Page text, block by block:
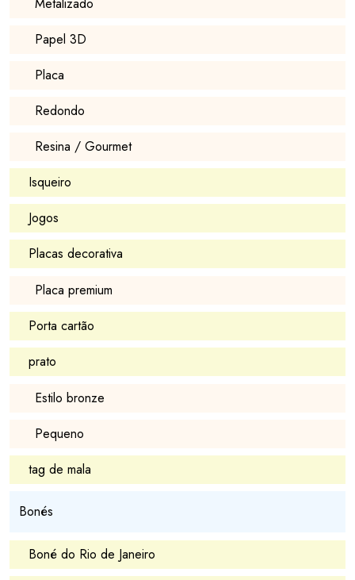
Metalizado
Papel 3D
Placa
Redondo
Resina / Gourmet
Isqueiro
Jogos
Placas decorativa
Placa premium
Porta cartão
prato
Estilo bronze
Pequeno
tag de mala
Bonés
Boné do Rio de Janeiro